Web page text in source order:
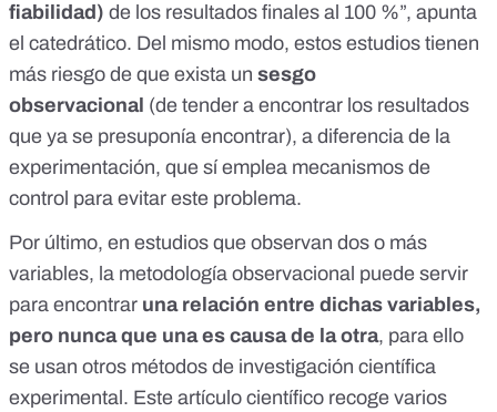
fiabilidad) de los resultados finales al 100 %”, apunta
el catedrático. Del mismo modo, estos estudios tienen
más riesgo de que exista un sesgo
observacional (de tender a encontrar los resultados
que ya se presuponía encontrar), a diferencia de la
experimentación, que sí emplea mecanismos de
control para evitar este problema.
Por último, en estudios que observan dos o más
variables, la metodología observacional puede servir
para encontrar una relación entre dichas variables,
pero nunca que una es causa de la otra, para ello
se usan otros métodos de investigación científica
experimental. Este artículo científico recoge varios